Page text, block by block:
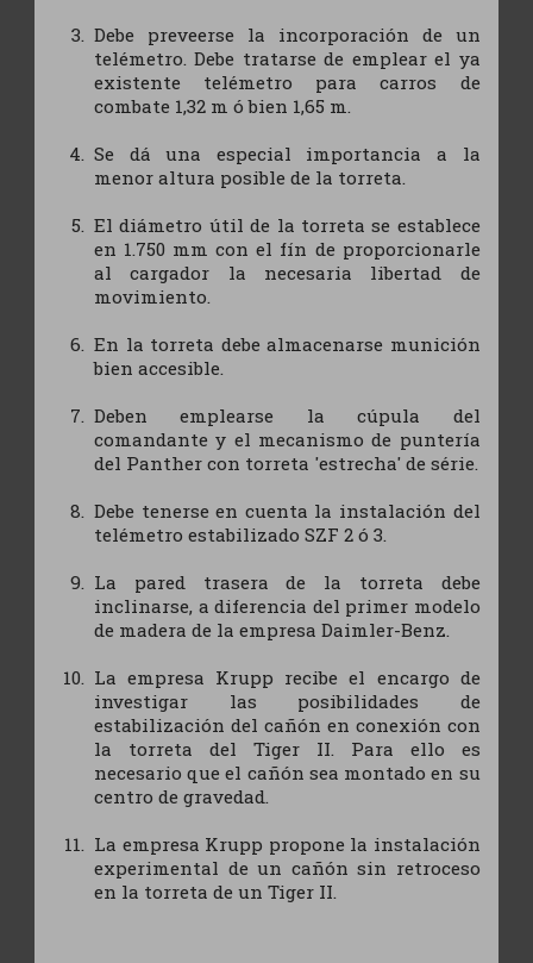
Debe preveerse la incorporación de un
telémetro. Debe tratarse de emplear el ya
existente telémetro para carros de
combate 1,32 m ó bien 1,65 m.
Se dá una especial importancia a la
menor altura posible de la torreta.
El diámetro útil de la torreta se establece
en 1.750 mm con el fín de proporcionarle
al cargador la necesaria libertad de
movimiento.
En la torreta debe almacenarse munición
bien accesible.
Deben emplearse la cúpula del
comandante y el mecanismo de puntería
del Panther con torreta 'estrecha' de série.
Debe tenerse en cuenta la instalación del
telémetro estabilizado SZF 2 ó 3.
La pared trasera de la torreta debe
inclinarse, a diferencia del primer modelo
de madera de la empresa Daimler-Benz.
La empresa Krupp recibe el encargo de
investigar las posibilidades de
estabilización del cañón en conexión con
la torreta del Tiger II. Para ello es
necesario que el cañón sea montado en su
centro de gravedad.
La empresa Krupp propone la instalación
experimental de un cañón sin retroceso
en la torreta de un Tiger II.